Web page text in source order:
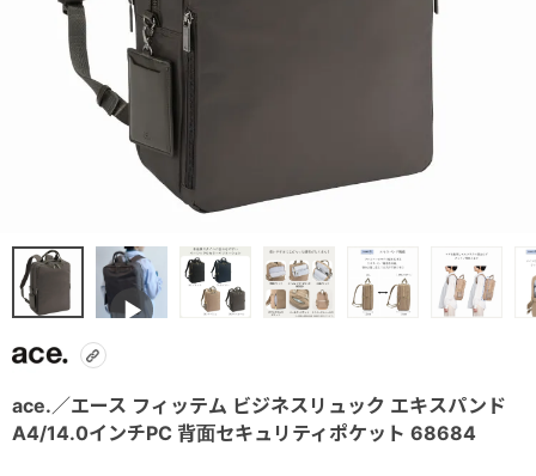
ace.／エース フィッテム ビジネスリュック エキスパンド
A4/14.0インチPC 背面セキュリティポケット 68684